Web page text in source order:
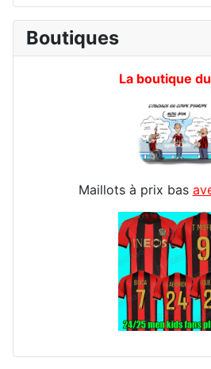
Boutiques
La boutique
Maillots à prix bas